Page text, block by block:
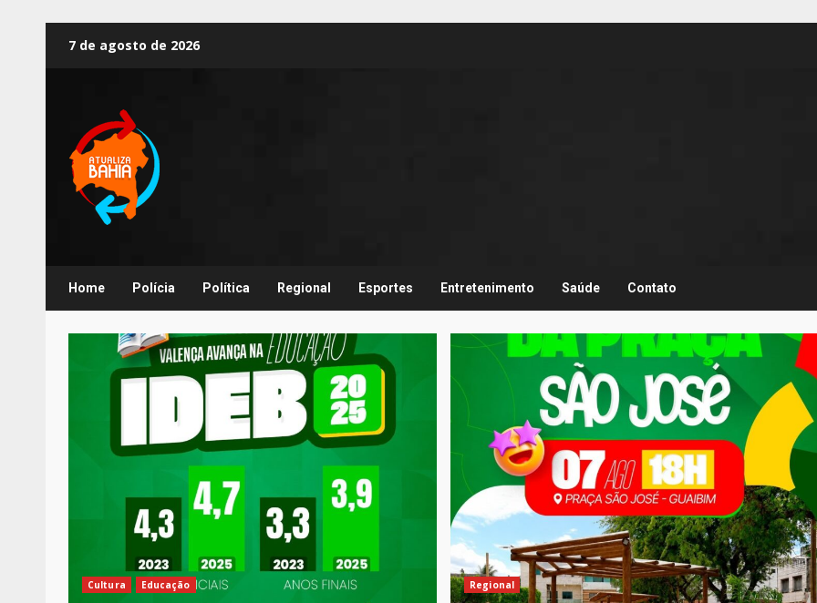
7 de agosto de 2026
Home Polícia Política Regional Esportes Entretenimento Saúde Contato
Cultura Educação Regional